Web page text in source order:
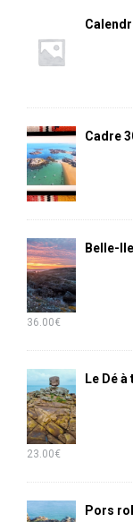
Cadre
Belle-
36.00€
Le Dé
23.00€
Pors